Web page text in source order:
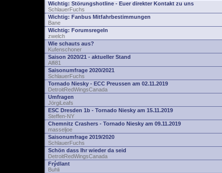
Wichtig: Störungshotline - Euer direkter Kontakt zu uns
SchlauerFuchs
Wichtig: Fanbus Mitfahrbestimmungen
Bane
Wichtig: Forumsregeln
zwelch
Wie schauts aus?
Kufenschoner
Saison 2020/21 - aktueller Stand
Alfi81
Saisonumfrage 2020/2021
SchlauerFuchs
Tornado Niesky - ECC Preussen am 02.11.2019
DetroitRedWingsCanada
Umfragen
JörgiLeafs
ESC Dresden 1b - Tornado Niesky am 15.11.2019
Steffen-NY
Chemnitz Crashers - Tornado Niesky am 09.11.2019
masseljoe
Saisonumfrage 2019/2020
SchlauerFuchs
Schön dass Ihr wieder da seid
DetroitRedWingsCanada
Frýdlant
Buhli